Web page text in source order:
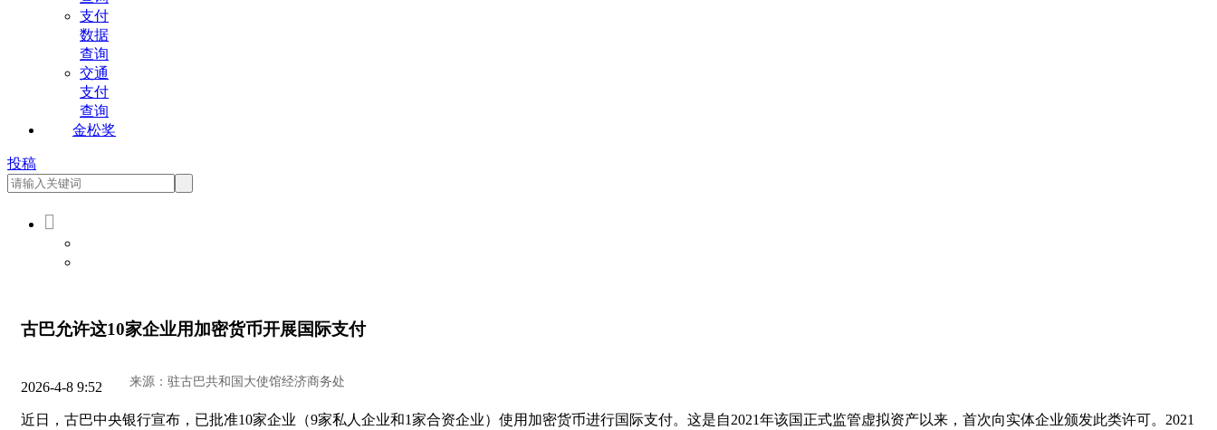
支付
数据
查询
交通
支付
查询
金松奖
投稿

古巴允许这10家企业用加密货币开展国际支付
2026-4-8 9:52
近日，古巴中央银行宣布，已批准10家企业（9家私人企业和1家合资企业）使用加密货币进行国际支付。这是自2021年该国正式监管虚拟资产以来，首次向实体企业颁发此类许可。2021